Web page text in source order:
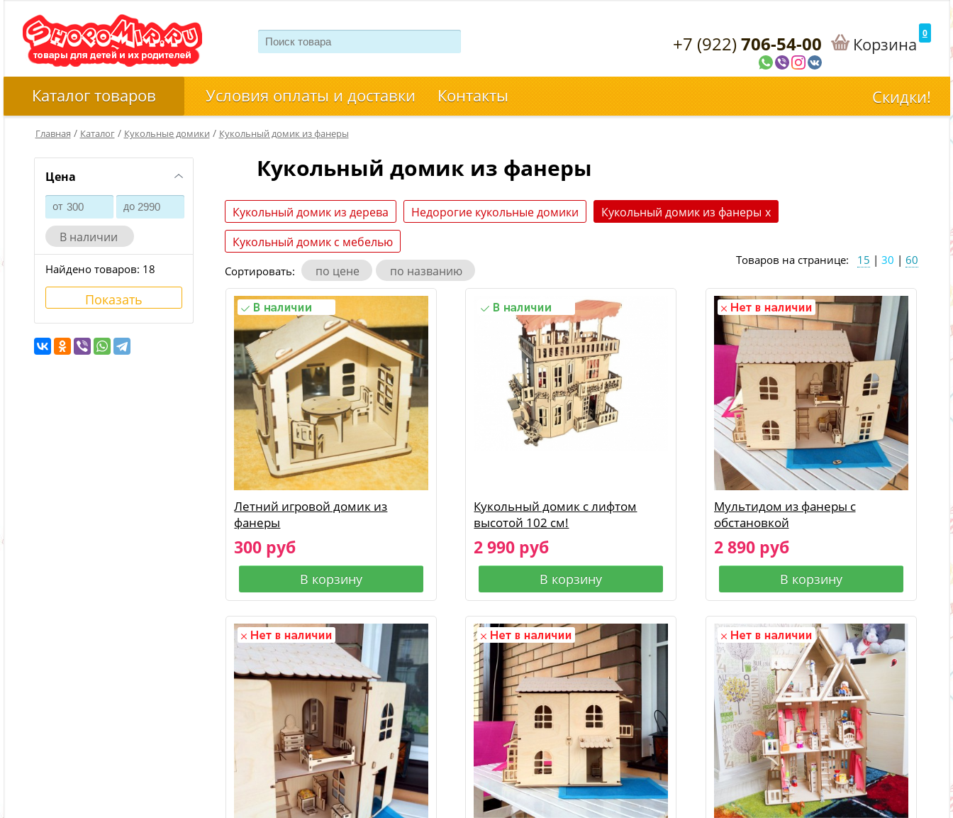
+7 (922)706-54-00 0
Корзина
Каталог товаров Условия оплаты и доставки Контакты Скидки!
Главная / Каталог/ Кукольные домики / Кукольный домик из фанеры
Цена
от до
В наличии
Найдено товаров: 18
Показать
Кукольный домик из фанеры
Кукольный домик из дерева Недорогие кукольные домики Кукольный домик из фанеры x
Кукольный домик с мебелью
Сортировать: по цене по названию
Товаров на странице: 15 | 30 | 60
Летний игровой домик из
фанеры
300 руб
В корзину
Кукольный домик с лифтом
высотой 102 см!
2 990 руб
В корзину
Мультидом из фанеры с
обстановкой
2 890 руб
В корзину